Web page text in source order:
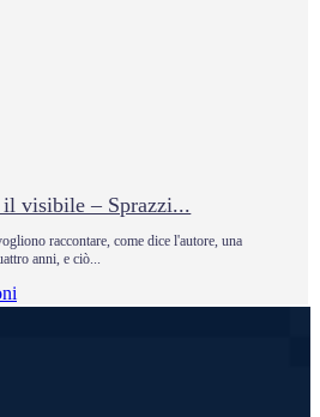
visibile – Sprazzi...
raccontare, come dice l'autore, una
anni, e ciò...